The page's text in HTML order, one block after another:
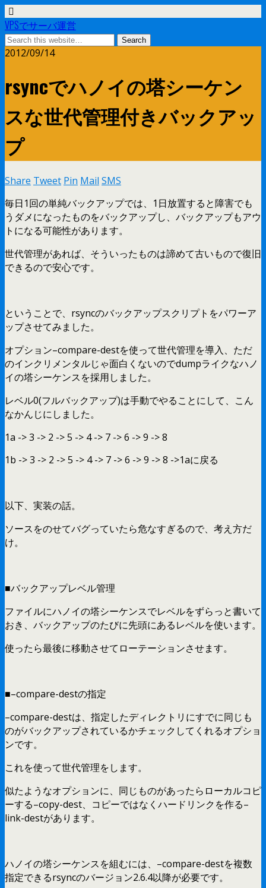
VPSでサーバ運営
2012/09/14
rsyncでハノイの塔シーケン
スな世代管理付きバックアッ
プ
Share Tweet Pin Mail SMS
毎日1回の単純バックアップでは、1日放置すると障害でも
うダメになったものをバックアップし、バックアップもアウ
トになる可能性があります。
世代管理があれば、そういったものは諦めて古いもので復旧
できるので安心です。
ということで、rsyncのバックアップスクリプトをパワーア
ップさせてみました。
オプション–compare-destを使って世代管理を導入、ただ
のインクリメンタルじゃ面白くないのでdumpライクなハノ
イの塔シーケンスを採用しました。
レベル0(フルバックアップ)は手動でやることにして、こん
なかんじにしました。
1a -> 3 -> 2 -> 5 -> 4 -> 7 -> 6 -> 9 -> 8
1b -> 3 -> 2 -> 5 -> 4 -> 7 -> 6 -> 9 -> 8 ->1aに戻る
以下、実装の話。
ソースをのせてバグっていたら危なすぎるので、考え方だ
け。
■バックアップレベル管理
ファイルにハノイの塔シーケンスでレベルをずらっと書いて
おき、バックアップのたびに先頭にあるレベルを使います。
使ったら最後に移動させてローテーションさせます。
■–compare-destの指定
–compare-destは、指定したディレクトリにすでに同じも
のがバックアップされているかチェックしてくれるオプショ
ンです。
これを使って世代管理をします。
似たようなオプションに、同じものがあったらローカルコピ
ーする–copy-dest、コピーではなくハードリンクを作る–
link-destがあります。
ハノイの塔シーケンスを組むには、–compare-destを複数
指定できるrsyncのバージョン2.6.4以降が必要です。